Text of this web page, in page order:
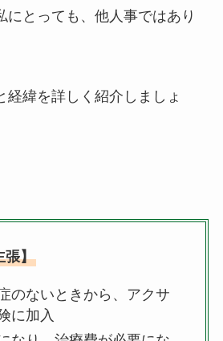
にとっても、他人事ではあり
経緯を詳しく紹介しましょ
張】
のないときから、アクサ
に加入